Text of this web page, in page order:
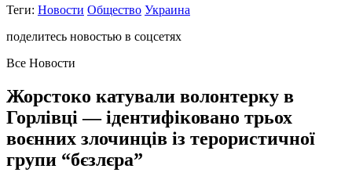
Теги: Новости Общество Украина
поделитесь новостью в соцсетях
Все Новости
Жорстоко катували волонтерку в
Горлівці — ідентифіковано трьох
воєнних злочинців із терористичної
групи “бєзлєра”